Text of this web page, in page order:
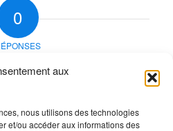
aux
nous utilisons des technologies
et/ou accéder aux informations des
0